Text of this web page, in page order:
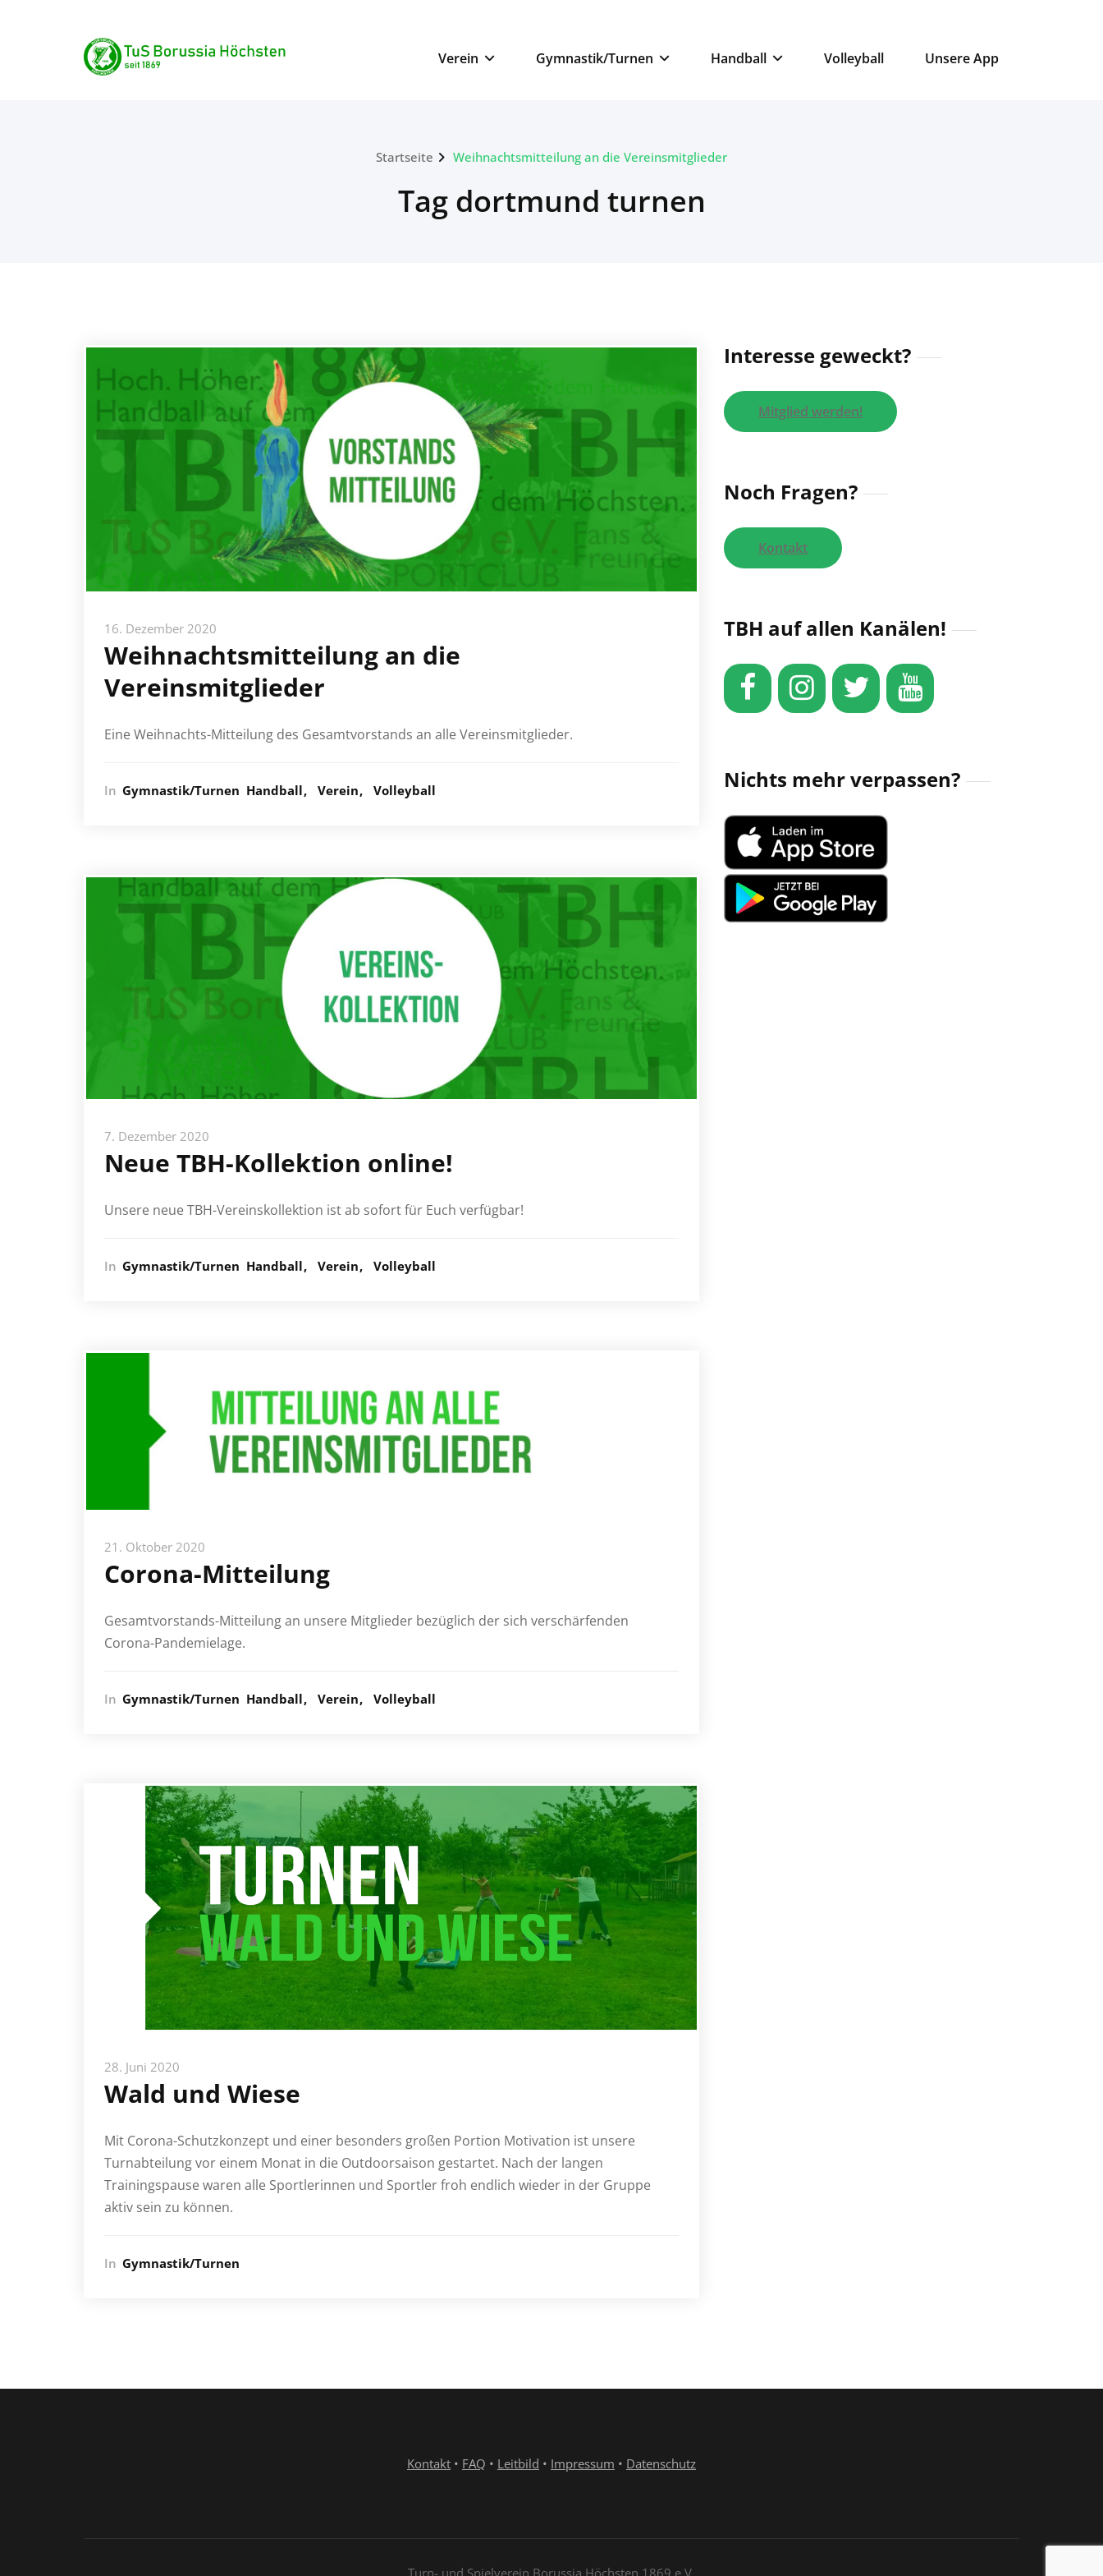
TuS Borussia Höchsten
seit 1869
Verein Gymnastik/Turnen Handball Volleyball Unsere App
Startseite Weihnachtsmitteilung an die Vereinsmitglieder
Tag dortmund turnen
16. Dezember 2020
Weihnachtsmitteilung an die
Vereinsmitglieder
Eine Weihnachts-Mitteilung des Gesamtvorstands an alle Vereinsmitglieder.
In Gymnastik/Turnen Handball Verein Volleyball
7. Dezember 2020
Neue TBH-Kollektion online!
Unsere neue TBH-Vereinskollektion ist ab sofort für Euch verfügbar!
In Gymnastik/Turnen Handball Verein Volleyball
21. Oktober 2020
Corona-Mitteilung
Gesamtvorstands-Mitteilung an unsere Mitglieder bezüglich der sich verschärfenden
Corona-Pandemielage.
In Gymnastik/Turnen Handball Verein Volleyball
28. Juni 2020
Wald und Wiese
Mit Corona-Schutzkonzept und einer besonders großen Portion Motivation ist unsere
Turnabteilung vor einem Monat in die Outdoorsaison gestartet. Nach der langen
Trainingspause waren alle Sportlerinnen und Sportler froh endlich wieder in der Gruppe
aktiv sein zu können.
In Gymnastik/Turnen
Interesse geweckt?
Mitglied werden!
Noch Fragen?
Kontakt
TBH auf allen Kanälen!
Nichts mehr verpassen?
Kontakt • FAQ • Leitbild • Impressum • Datenschutz